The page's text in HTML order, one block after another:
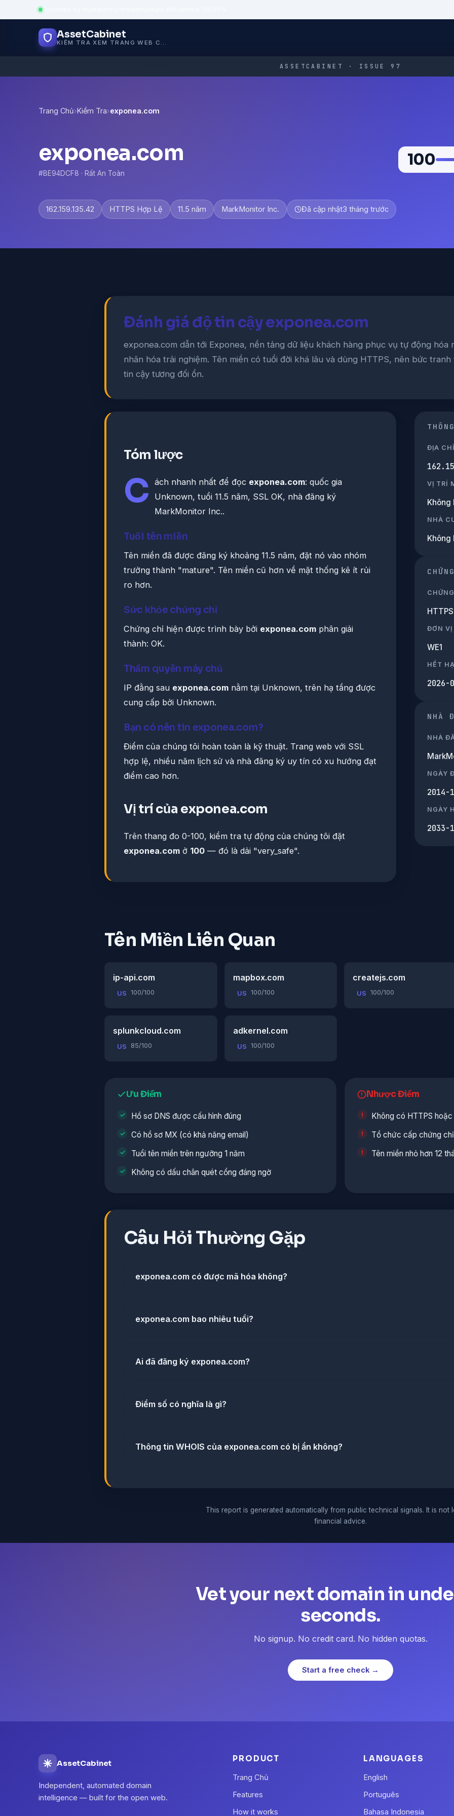
Powered by trustworthy infrastructure
AssetCabinet
KIỂM TRA XEM TRANG WEB CÓ AN TOÀN KHÔNG
ASSETCABINET · ISSUE 97
Trang Chủ›Kiểm Tra›exponea.com
exponea.com
#BE94DCF8 · Rất An Toàn
100
162.159.135.42 HTTPS Hợp Lệ 11.5 năm MarkMonitor Inc. Đã cập nhật3 tháng trước
Đánh giá độ tin cậy exponea.com
exponea.com dẫn tới Exponea, nền tảng dữ liệu khách hàng phục vụ tự động hóa
nhân hóa trải nghiệm. Tên miền có tuổi đời khá lâu và dùng HTTPS, nên bức
tin cậy tương đối ổn.
Tóm lược
C ách nhanh nhất để đọc exponea.com: quốc gia
Unknown, tuổi 11.5 năm, SSL OK, nhà đăng ký
MarkMonitor Inc..
Tuổi tên miền
Tên miền đã được đăng ký khoảng 11.5 năm, đặt nó vào nhóm
trưởng thành "mature". Tên miền cũ hơn về mặt thống kê ít rủi
ro hơn.
Sức khỏe chứng chỉ
Chứng chỉ hiện được trình bày bởi exponea.com phân giải
thành: OK.
Thẩm quyền máy chủ
IP đằng sau exponea.com nằm tại Unknown, trên hạ tầng được
cung cấp bởi Unknown.
Bạn có nên tin exponea.com?
Điểm của chúng tôi hoàn toàn là kỹ thuật. Trang web với SSL
hợp lệ, nhiều năm lịch sử và nhà đăng ký uy tín có xu hướng đạt
điểm cao hơn.
Vị trí của exponea.com
Trên thang đo 0-100, kiểm tra tự động của chúng tôi đặt
exponea.com ở 100 — đó là dải "very_safe".
ĐỊA
VỊ TRÍ
Không
NHÀ
Không
ĐƠN VỊ
WE1
HẾT
2026-
NHÀ
NHÀ
NGÀY
2014-
NGÀY
2033-
Tên Miền Liên Quan
ip-api.com
US 100/100
mapbox.com
US 100/100
createjs.com
US 100/100
splunkcloud.com
US 85/100
adkernel.com
US 100/100
Ưu Điểm
Hồ sơ DNS được cấu hình đúng
Có hồ sơ MX (có khả năng email)
Tuổi tên miền trên ngưỡng 1 năm
Không có dấu chân quét cổng đáng ngờ
Nhược Điểm
Không có HTTPS
Tổ chức cấp chứng
Tên miền nhỏ hơn 12
Câu Hỏi Thường Gặp
exponea.com có được mã hóa không?
exponea.com bao nhiêu tuổi?
Ai đã đăng ký exponea.com?
Điểm số có nghĩa là gì?
Thông tin WHOIS của exponea.com có bị ẩn không?
This report is generated automatically from public technical signals. It is not
financial advice.
Vet your next domain in
seconds.
No signup. No credit card. No hidden quotas.
Start a free check →
AssetCabinet
Independent, automated domain
intelligence — built for the open web.
PRODUCT
Trang Chủ
Features
How it works
LANGUAGES
English
Português
Bahasa Indonesia